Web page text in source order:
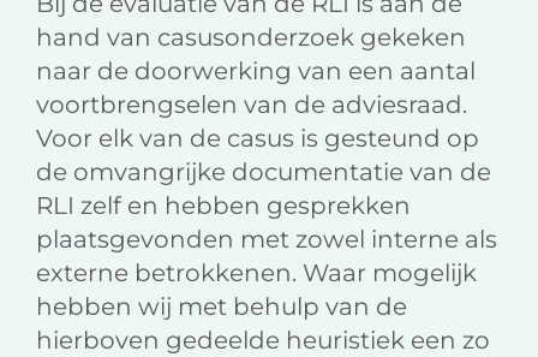
hand van casusonderzoek gekeken
naar de doorwerking van een aantal
voortbrengselen van de adviesraad.
Voor elk van de casus is gesteund op
de omvangrijke documentatie van de
RLI zelf en hebben gesprekken
plaatsgevonden met zowel interne als
externe betrokkenen. Waar mogelijk
hebben wij met behulp van de
hierboven gedeelde heuristiek een zo